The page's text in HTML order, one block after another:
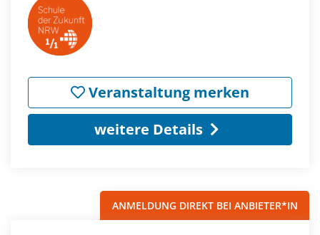
Veranstaltung merken
weitere Details
ANMELDUNG DIREKT BEI ANBIETER*IN